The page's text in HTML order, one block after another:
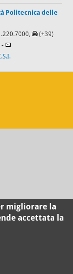
Politecnica delle
(+39)
-
migliorare la
accettata la